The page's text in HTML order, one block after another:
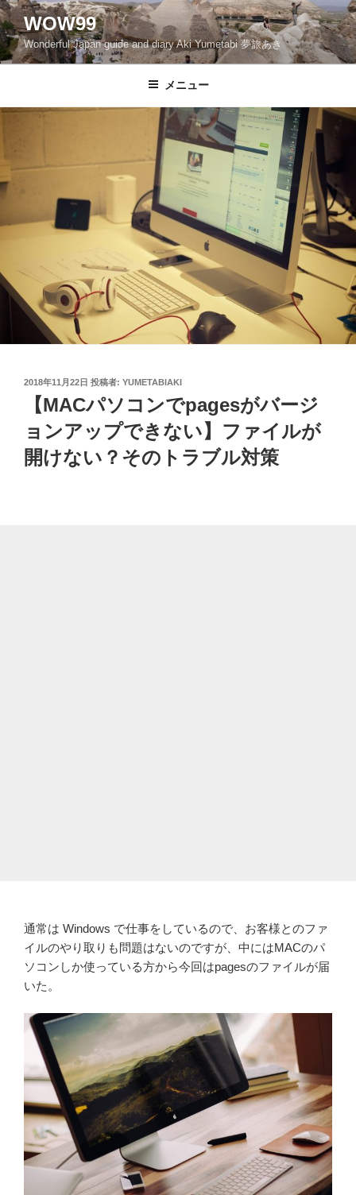
コ
ン
テ
ン
へ
ッ
プ
WOW99
Wonderful Japan guide and diary Aki Yumetabi 夢旅あき
メニュー
投
2018年11月22日 投稿者: YUMETABIAKI
【MACパソコンでpagesがバージ
ョンアップできない】ファイルが
開けない？そのトラブル対策
通常は Windows で仕事をしているので、お客様とのファ
イルのやり取りも問題はないのですが、中にはMACのパ
ソコンしか使っている方から今回はpagesのファイルが届
いた。